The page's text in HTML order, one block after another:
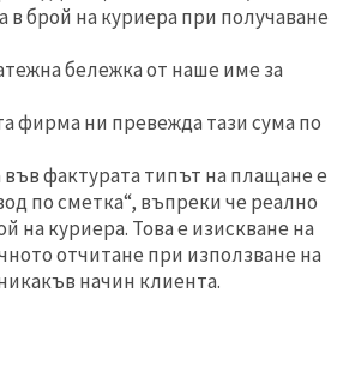
в брой на куриера при получаване
бележка от наше име за
фирма ни превежда тази сума по
фактурата типът на плащане е
по сметка“, въпреки че реално
на куриера. Това е изискване на
отчитане при използване на
начин клиента.